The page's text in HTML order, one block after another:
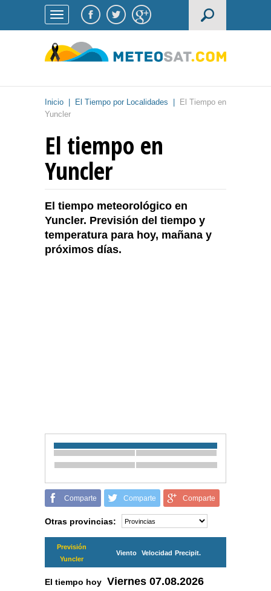
Inicio El Tiempo por Localidades
El Tiempo en
Yuncler
El tiempo en
Yuncler
El tiempo meteorológico en
Yuncler. Previsión del tiempo y
temperatura para hoy, mañana y
próximos días.
Comparte Comparte Comparte
Otras provincias:
Previsión
Yuncler
Viento Velocidad Precipit.
El tiempo hoy Viernes 07.08.2026